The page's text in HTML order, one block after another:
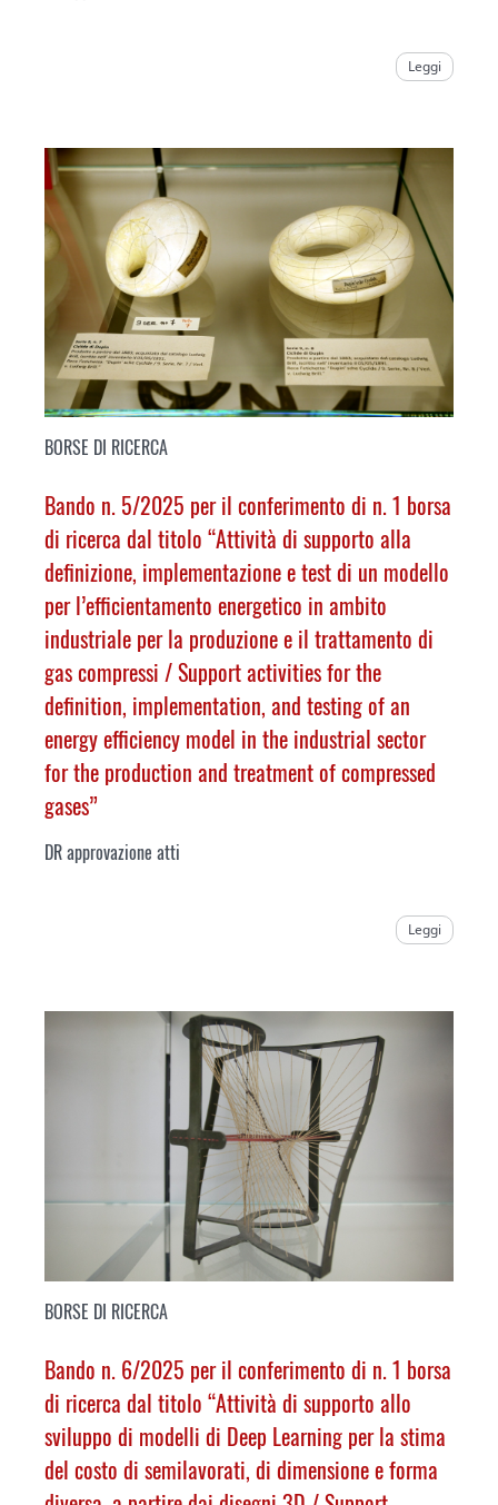
Leggi
BORSE DI RICERCA
Bando n. 5/2025 per il conferimento di n. 1 borsa
di ricerca dal titolo “Attività di supporto alla
definizione, implementazione e test di un modello
per l’efficientamento energetico in ambito
industriale per la produzione e il trattamento di
gas compressi /Support activities for the
definition, implementation, and testing of an
energy efficiency model in the industrial sector
for the production and treatment of compressed
gases”
DR approvazione atti
Leggi
BORSE DI RICERCA
Bando n. 6/2025 per il conferimento di n. 1 borsa
di ricerca dal titolo “Attività di supporto allo
sviluppo di modelli di Deep Learning per la stima
del costo di semilavorati, di dimensione e forma